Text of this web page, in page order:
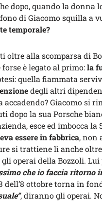
dopo, quando la donna
di Giacomo squilla a
temporale?
oltre alla scomparsa di
forse è legato al primo:la
quella fiammata
degli altri
accadendo? Giacomo si
dopo la sua Porsche
esce ed imbocca la
essere in fabbrica, non
si trattiene lì anche
operai della Bozzoli. Lui
che io faccia ritorno
dell’8 ottobre torna in
, diranno gli operai.